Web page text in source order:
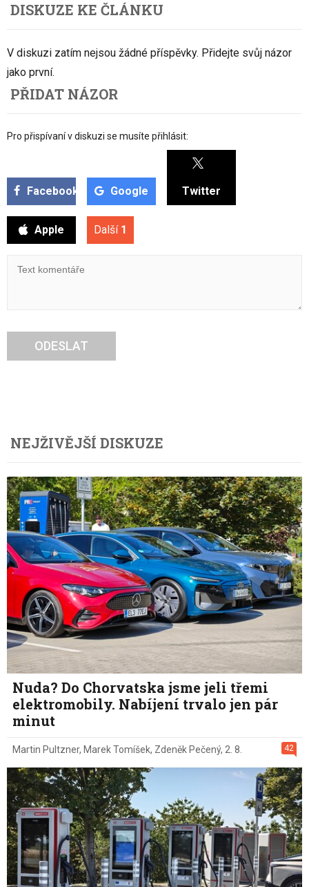
DISKUZE KE ČLÁNKU
V diskuzi zatím nejsou žádné příspěvky. Přidejte svůj názor
jako první.
PŘIDAT NÁZOR
Pro přispívaní v diskuzi se musíte přihlásit:
Facebook Google Twitter
Apple Další 1
ODESLAT
NEJŽIVĚJŠÍ DISKUZE
Nuda? Do Chorvatska jsme jeli třemi
elektromobily. Nabíjení trvalo jen pár
minut
42
Martin Pultzner, Marek Tomíšek, Zdeněk Pečený, 2. 8.